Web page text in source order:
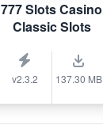
777 Slots Casino
Classic Slots
v2.3.2 137.30 MB